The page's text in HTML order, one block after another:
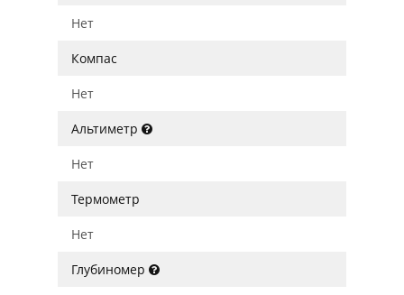
Нет
Компас
Нет
Альтиметр
Нет
Термометр
Нет
Глубиномер